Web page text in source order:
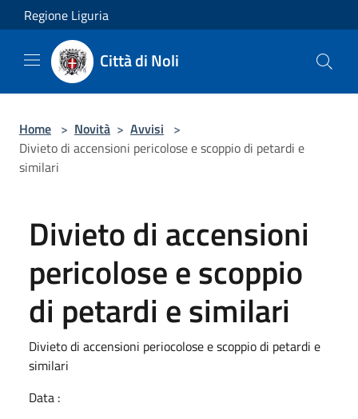
Salta al contenuto principale
Regione Liguria
Città di Noli
Home > Novità > Avvisi >
Divieto di accensioni pericolose e scoppio di petardi e
similari
Divieto di accensioni
pericolose e scoppio
di petardi e similari
Divieto di accensioni periocolose e scoppio di petardi e
similari
Data :